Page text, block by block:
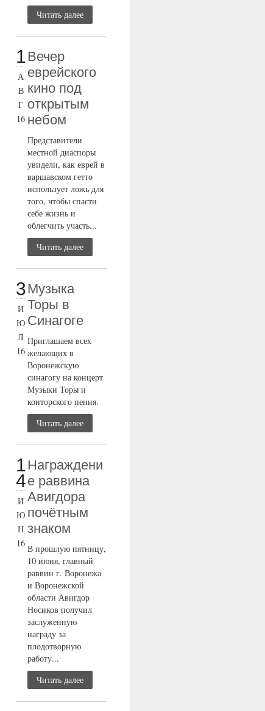
Читать далее
1
А
В
Г
16
Вечер
еврейского
кино под
открытым
небом
Представители
местной диаспоры
увидели, как еврей в
варшавском гетто
использует ложь для
того, чтобы спасти
себе жизнь и
облегчить участь...
Читать далее
3
И
Ю
Л
16
Музыка
Торы в
Синагоге
Приглашаем всех
желающих в
Воронежскую
синагогу на концерт
Музыки Торы и
конторского пения.
Читать далее
1
4
И
Ю
Н
16
Награждени
е раввина
Авигдора
почётным
знаком
В прошлую пятницу,
10 июня, главный
раввин г. Воронежа
и Воронежской
области Авигдор
Носиков получил
заслуженную
награду за
плодотворную
работу...
Читать далее